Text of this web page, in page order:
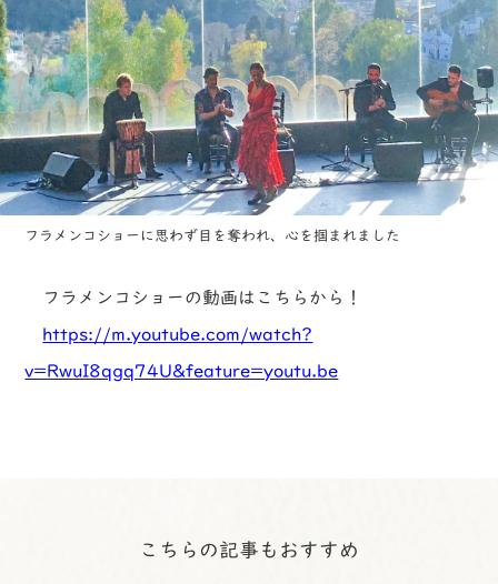
フラメンコショーに思わず目を奪われ、心を掴まれました
フラメンコショーの動画はこちらから！
https://m.youtube.com/watch?
v=RwuI8qgq74U&feature=youtu.be
こちらの記事もおすすめ